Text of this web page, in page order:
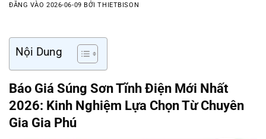
ĐĂNG VÀO2026-06-09 BỞITHIETBISON
Nội Dung
Báo Giá Súng Sơn Tĩnh Điện Mới Nhất
2026: Kinh Nghiệm Lựa Chọn Từ Chuyên
Gia Gia Phú